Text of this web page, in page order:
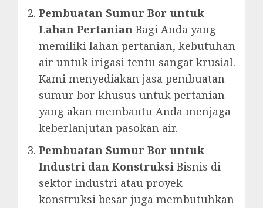
Pembuatan Sumur Bor untuk
Lahan Pertanian Bagi Anda yang
memiliki lahan pertanian, kebutuhan
air untuk irigasi tentu sangat krusial.
Kami menyediakan jasa pembuatan
sumur bor khusus untuk pertanian
yang akan membantu Anda menjaga
keberlanjutan pasokan air.
Pembuatan Sumur Bor untuk
Industri dan Konstruksi Bisnis di
sektor industri atau proyek
konstruksi besar juga membutuhkan